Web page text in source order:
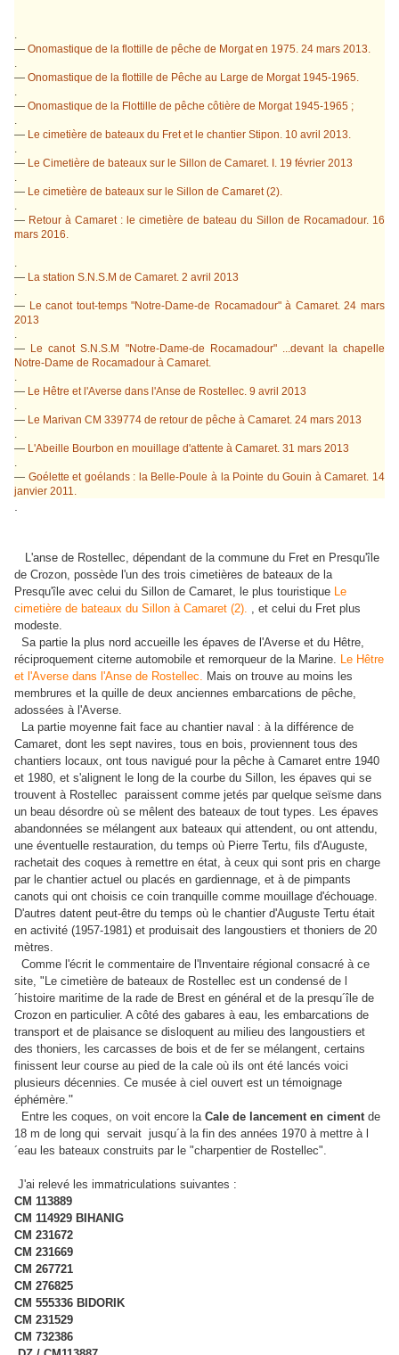
.
— Onomastique de la flottille de pêche de Morgat en 1975. 24 mars 2013.
.
— Onomastique de la flottille de Pêche au Large de Morgat 1945-1965.
.
— Onomastique de la Flottille de pêche côtière de Morgat 1945-1965 ;
.
— Le cimetière de bateaux du Fret et le chantier Stipon. 10 avril 2013.
.
— Le Cimetière de bateaux sur le Sillon de Camaret. I. 19 février 2013
.
— Le cimetière de bateaux sur le Sillon de Camaret (2).
.
— Retour à Camaret : le cimetière de bateau du Sillon de Rocamadour. 16
mars 2016.
.
— La station S.N.S.M de Camaret. 2 avril 2013
.
— Le canot tout-temps "Notre-Dame-de Rocamadour" à Camaret. 24 mars
2013
.
— Le canot S.N.S.M "Notre-Dame-de Rocamadour" ...devant la chapelle
Notre-Dame de Rocamadour à Camaret.
.
— Le Hêtre et l'Averse dans l'Anse de Rostellec. 9 avril 2013
.
— Le Marivan CM 339774 de retour de pêche à Camaret. 24 mars 2013
.
— L'Abeille Bourbon en mouillage d'attente à Camaret. 31 mars 2013
.
— Goélette et goélands : la Belle-Poule à la Pointe du Gouin à Camaret. 14
janvier 2011.
L'anse de Rostellec, dépendant de la commune du Fret en Presqu'île
de Crozon, possède l'un des trois cimetières de bateaux de la
Presqu'île avec celui du Sillon de Camaret, le plus touristique Le
cimetière de bateaux du Sillon à Camaret (2). , et celui du Fret plus
modeste.
Sa partie la plus nord accueille les épaves de l'Averse et du Hêtre,
réciproquement citerne automobile et remorqueur de la Marine. Le Hêtre
et l'Averse dans l'Anse de Rostellec. Mais on trouve au moins les
membrures et la quille de deux anciennes embarcations de pêche,
adossées à l'Averse.
La partie moyenne fait face au chantier naval : à la différence de
Camaret, dont les sept navires, tous en bois, proviennent tous des
chantiers locaux, ont tous navigué pour la pêche à Camaret entre 1940
et 1980, et s'alignent le long de la courbe du Sillon, les épaves qui se
trouvent à Rostellec paraissent comme jetés par quelque seïsme dans
un beau désordre où se mêlent des bateaux de tout types. Les épaves
abandonnées se mélangent aux bateaux qui attendent, ou ont attendu,
une éventuelle restauration, du temps où Pierre Tertu, fils d'Auguste,
rachetait des coques à remettre en état, à ceux qui sont pris en charge
par le chantier actuel ou placés en gardiennage, et à de pimpants
canots qui ont choisis ce coin tranquille comme mouillage d'échouage.
D'autres datent peut-être du temps où le chantier d'Auguste Tertu était
en activité (1957-1981) et produisait des langoustiers et thoniers de 20
mètres.
Comme l'écrit le commentaire de l'Inventaire régional consacré à ce
site, "Le cimetière de bateaux de Rostellec est un condensé de l
´histoire maritime de la rade de Brest en général et de la presqu´île de
Crozon en particulier. A côté des gabares à eau, les embarcations de
transport et de plaisance se disloquent au milieu des langoustiers et
des thoniers, les carcasses de bois et de fer se mélangent, certains
finissent leur course au pied de la cale où ils ont été lancés voici
plusieurs décennies. Ce musée à ciel ouvert est un témoignage
éphémère."
Entre les coques, on voit encore la Cale de lancement en ciment de
18 m de long qui servait jusqu´à la fin des années 1970 à mettre à l
´eau les bateaux construits par le "charpentier de Rostellec".
J'ai relevé les immatriculations suivantes :
CM 113889
CM 114929 BIHANIG
CM 231672
CM 231669
CM 267721
CM 276825
CM 555336 BIDORIK
CM 231529
CM 732386